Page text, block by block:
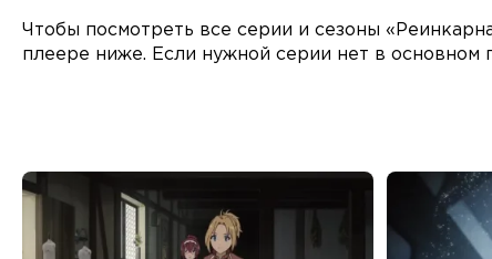
Чтобы посмотреть все серии и сезоны
плеере ниже. Если нужной серии нет в основном